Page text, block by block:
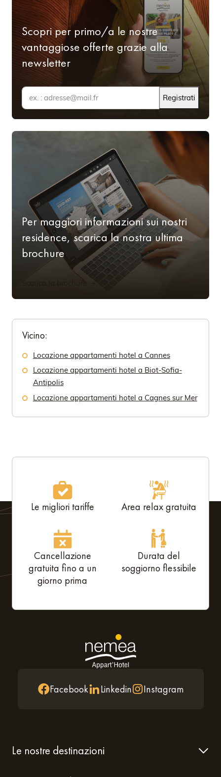
Scopri per primo/a le nostre
vantaggiose offerte grazie alla
newsletter
Registrati
Per maggiori informazioni sui nostri
residence, scarica la nostra ultima
brochure
Vicino:
Locazione appartamenti hotel a Cannes
Locazione appartamenti hotel a Biot-Sofia-
Antipolis
Locazione appartamenti hotel a Cagnes sur Mer
Le migliori tariffe Area relax gratuita
Cancellazione
gratuita fino a un
giorno prima
Durata del
soggiorno flessibile
Facebook Linkedin Instagram
Le nostre destinazioni